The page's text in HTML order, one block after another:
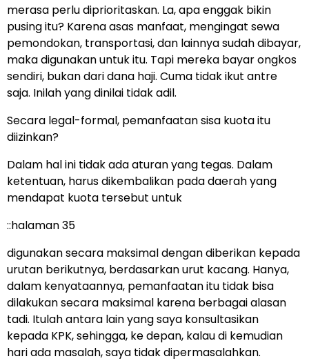
merasa perlu diprioritaskan. La, apa enggak bikin
pusing itu? Karena asas manfaat, mengingat sewa
pemondokan, transportasi, dan lainnya sudah dibayar,
maka digunakan untuk itu. Tapi mereka bayar ongkos
sendiri, bukan dari dana haji. Cuma tidak ikut antre
saja. Inilah yang dinilai tidak adil.
Secara legal-formal, pemanfaatan sisa kuota itu
diizinkan?
Dalam hal ini tidak ada aturan yang tegas. Dalam
ketentuan, harus dikembalikan pada daerah yang
mendapat kuota tersebut untuk
::halaman 35
digunakan secara maksimal dengan diberikan kepada
urutan berikutnya, berdasarkan urut kacang. Hanya,
dalam kenyataannya, pemanfaatan itu tidak bisa
dilakukan secara maksimal karena berbagai alasan
tadi. Itulah antara lain yang saya konsultasikan
kepada KPK, sehingga, ke depan, kalau di kemudian
hari ada masalah, saya tidak dipermasalahkan.